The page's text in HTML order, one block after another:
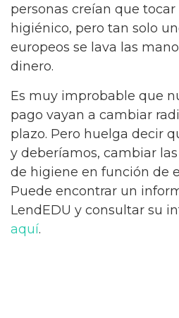
personas creían que
higiénico, pero tan solo
europeos se lava las
dinero.
Es muy improbable que
pago vayan a cambiar
plazo. Pero huelga decir
y deberíamos, cambiar
de higiene en función de
Puede encontrar un
LendEDU y consultar su
aquí.